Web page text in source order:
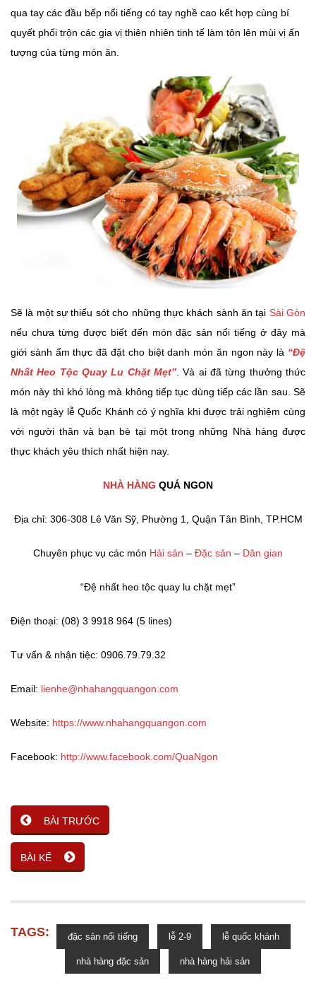
qua tay các đầu bếp nổi tiếng có tay nghề cao kết hợp cùng bí
quyết phối trộn các gia vị thiên nhiên tinh tế làm tôn lên mùi vị ấn
tượng của từng món ăn.
Sẽ là một sự thiếu sót cho những thực khách sành ăn tại Sài Gòn
nếu chưa từng được biết đến món đặc sản nổi tiếng ở đây mà
giới sành ẩm thực đã đặt cho biệt danh món ăn ngon này là “Đệ
Nhất Heo Tộc Quay Lu Chặt Mẹt” . Và ai đã từng thưởng thức
món này thì khó lòng mà không tiếp tục dùng tiếp các lần sau. Sẽ
là một ngày lễ Quốc Khánh có ý nghĩa khi được trải nghiệm cùng
với người thân và bạn bè tại một trong những Nhà hàng được
thực khách yêu thích nhất hiện nay.
NHÀ HÀNG QUÁ NGON
Địa chỉ: 306-308 Lê Văn Sỹ, Phường 1, Quận Tân Bình, TP.HCM
Chuyên phục vụ các món Hải sản – Đặc sản – Dân gian
“Đệ nhất heo tộc quay lu chặt mẹt”
Điện thoại: (08) 3 9918 964 (5 lines)
Tư vấn & nhận tiệc: 0906.79.79.32
Email: lienhe@nhahangquangon.com
Website: https://www.nhahangquangon.com
Facebook: http://www.facebook.com/QuaNgon
BÀI TRƯỚC
BÀI KẾ
TAGS: đặc sản nổi tiếng lễ 2-9 lễ quốc khánh
nhà hàng đặc sản nhà hàng hải sản